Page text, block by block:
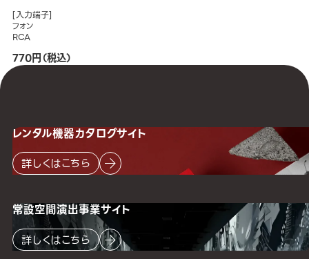
[入力端子]
フォン
RCA
770円（税込）
レンタル機器カタログサイト
詳しくはこちら
常設空間演出事業サイト
詳しくはこちら